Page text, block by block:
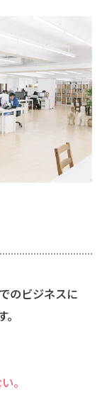
のビジネスに
。